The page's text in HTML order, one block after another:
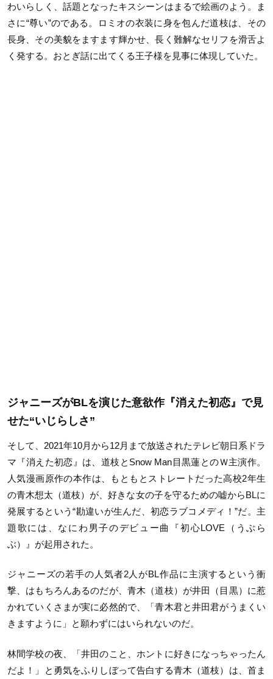
わいらしく、話題となったキスシーンはまるで絵画のよう。ま
さに“尊い”のである。ロミオの衣装に身を包んだ道枝は、その
長身、その美貌をますます輝かせ、長く難解なセリフを滑舌よ
く発する。おとぎ話に出てくる王子様を見事に体現していた。
ジャニーズがBLを演じた意欲作『消えた初恋』で見
せた“いじらしさ”
そして、2021年10月から12月まで放送されたテレビ朝日系ドラ
マ『消えた初恋』は、道枝とSnow Man目黒蓮とのＷ主演作。
人気漫画原作の本作は、もともとストレートだった高校2年生
の青木想太（道枝）が、好きな女の子を守るための嘘からBLに
発展するという“勘違いが生んだ、初恋ラブコメディ！”だ。主
題歌には、なにわ男子のデビュー曲『初心LOVE（うぶら
ぶ）』が起用された。
ジャニーズの若手の人気者2人がBL作品に主演するという衝
撃、はもちろんあるのだが、青木（道枝）が井田（目黒）に惹
かれていくさまが実に必然的で、「青木君と井田君がうまくい
きますように」と願わずにはいられないのだ。
林間学校の夜、「井田のこと、ホントに好きになっちゃったん
だよ！」と勇気をふりしぼって告白する青木（道枝）は、首ま